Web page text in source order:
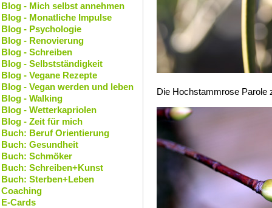
Die Hochstammrose Parole
Blog - Mich selbst annehmen
Blog - Monatliche Impulse
Blog - Psychologie
Blog - Renovierung
Blog - Schreiben
Blog - Selbstständigkeit
Blog - Vegane Rezepte
Blog - Vegan werden und leben
Blog - Walking
Blog - Wetterkapriolen
Blog - Zeit für mich
Buch: Beruf Orientierung
Buch: Gesundheit
Buch: Schmöker
Buch: Schreiben+Kunst
Buch: Sterben+Leben
Coaching
E-Cards